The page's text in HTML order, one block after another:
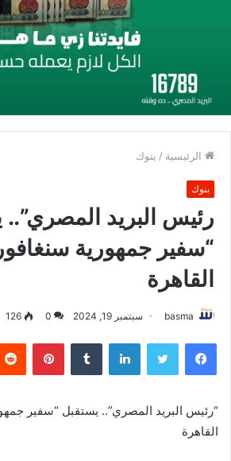
الرئيسية / بنوك
بنوك
رئيس البريد المصري”..
“سفير جمهورية
القاهرة
basma سبتمبر 19, 2024 0
126
فيسبوك تويتر لينكدإن
“رئيس البريد المصري”.. يستقبل “سفير
القاهرة